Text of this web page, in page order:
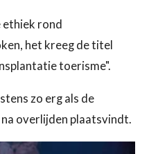
ethiek rond
het kreeg de titel
toerisme".
zo erg als de
overlijden plaatsvindt.